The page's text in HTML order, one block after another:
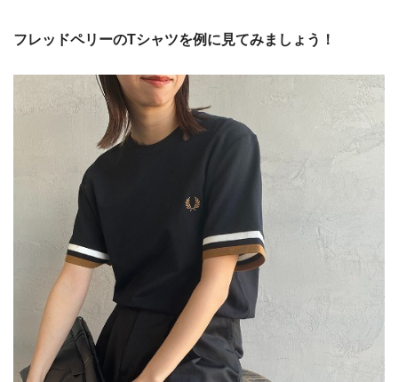
フレッドペリーのTシャツを例に見てみましょう！